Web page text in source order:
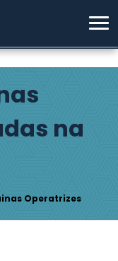
na
Operatrizes